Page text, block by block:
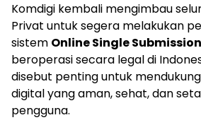
Komdigi kembali mengimbau
Privat untuk segera melakukan
sistem Online Single
beroperasi secara legal di
disebut penting untuk
digital yang aman, sehat, dan
pengguna.